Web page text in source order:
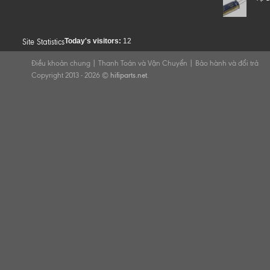
Site StatisticsToday's visitors: 12
Điều khoản chung Thanh Toán và Vận Chuyển
Bảo hành và đổi trả
Copyright 2013 - 2026 © hifiparts.net.